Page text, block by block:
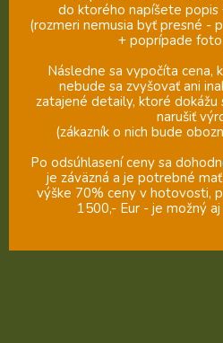
do ktorého napíšete popis
(rozmeri nemusia byť presné -
+ poprípade
Následne sa vypočíta cena,
nebude sa zvyšovať ani
zatajené detaily, ktoré
narušiť
(zákazník o nich bude
Po odsúhlasení ceny sa
je záväzná a je potrebné
výške 70% ceny v hotovosti,
1500,- Eur - je možný